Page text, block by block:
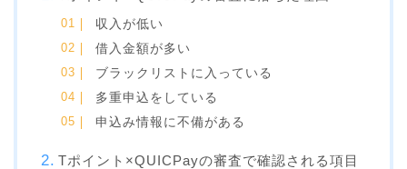
収入が低い
借入金額が多い
ブラックリストに入っている
多重申込をしている
申込み情報に不備がある
Tポイント×QUICPayの審査で確認される項目